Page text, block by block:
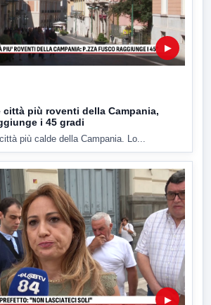
▶
città più roventi della Campania,
i 45 gradi
più calde della Campania. Lo...
▶